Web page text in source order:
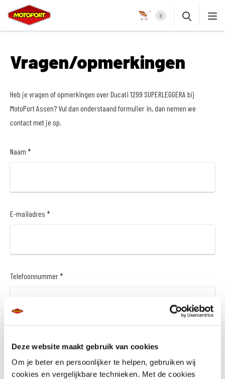
Deze website maakt gebruik van cookies
Om je beter en persoonlijker te helpen, gebruiken wij
cookies en vergelijkbare technieken. Met de cookies
0
Vragen/opmerkingen
Heb je vragen of opmerkingen over Ducati 1299 SUPERLEGGERA bij
MotoPort Assen? Vul dan onderstaand formulier in, dan nemen we
contact met je op.
Naam *
E-mailadres *
Telefoonnummer *